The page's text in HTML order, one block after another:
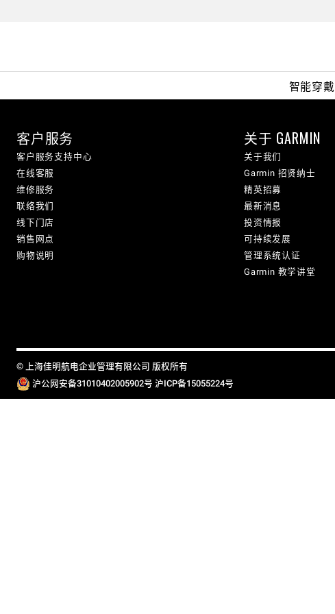
智能穿戴
客户服务
客户服务支持中心
在线客服
维修服务
联络我们
线下门店
销售网点
购物说明
关于 GARMIN
关于我们
Garmin 招贤纳士
精英招募
最新消息
投资情报
可持续发展
管理系统认证
Garmin 教学讲堂
© 上海佳明航电企业管理有限公司 版权所有
沪公网安备31010402005902号 沪ICP备15055224号